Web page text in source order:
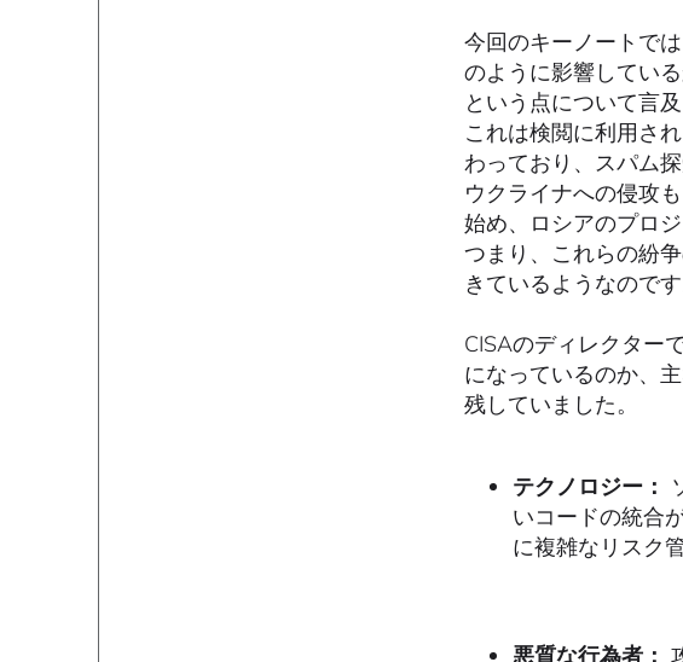
今回のキーノートで
のように影響してい
という点について言
これは検閲に利用さ
わっており、スパム
ウクライナへの侵攻
始め、ロシアのプロ
つまり、これらの紛
きているようなのです
CISAのディレクター
になっているのか、
残していました。
テクノロジー：
いコードの統合
に複雑なリスク
悪質な行為者：